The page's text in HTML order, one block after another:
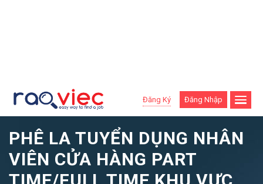
Đăng Ký Đăng Nhập
PHÊ LA TUYỂN DỤNG NHÂN
VIÊN CỬA HÀNG PART